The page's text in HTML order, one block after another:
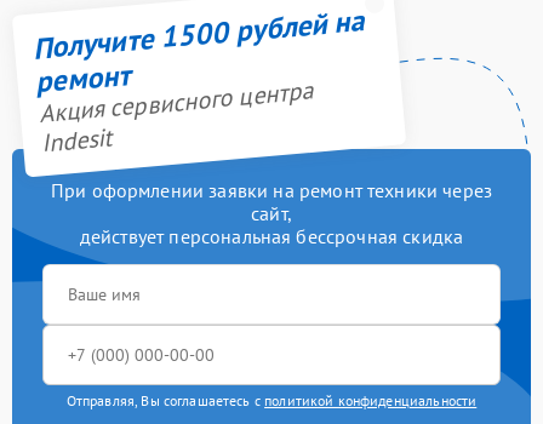
Получите 1500 рублей на
ремонт
Акция сервисного центра
Indesit
При оформлении заявки на ремонт техники через
сайт,
действует персональная бессрочная скидка
Отправляя, Вы соглашаетесь с политикой конфиденциальности